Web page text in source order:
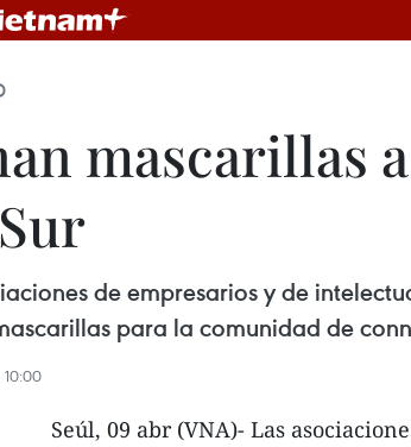
mascarillas
de empresarios y de
para la comunidad de
Seúl, 09 abr (VNA)- Las